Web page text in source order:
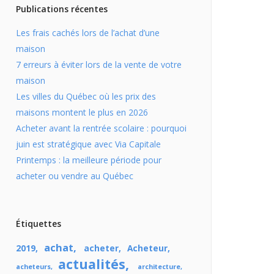
Publications récentes
Les frais cachés lors de l’achat d’une
maison
7 erreurs à éviter lors de la vente de votre
maison
Les villes du Québec où les prix des
maisons montent le plus en 2026
Acheter avant la rentrée scolaire : pourquoi
juin est stratégique avec Via Capitale
Printemps : la meilleure période pour
acheter ou vendre au Québec
Étiquettes
2019 achat acheter Acheteur
acheteurs actualités
architecture